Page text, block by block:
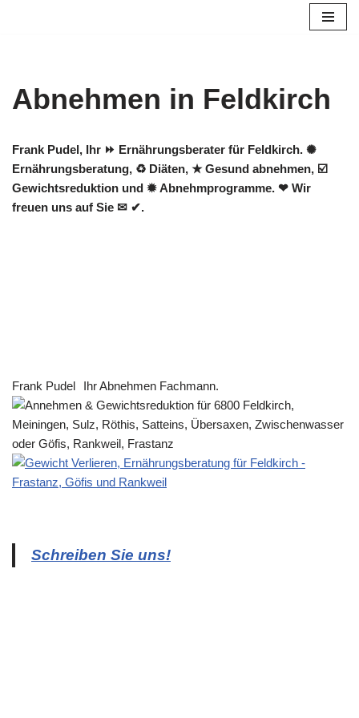
Abnehmen in Feldkirch
Frank Pudel, Ihr ⏩ Ernährungsberater für Feldkirch. ✺
Ernährungsberatung, ♻ Diäten, ★ Gesund abnehmen, ☑️
Gewichtsreduktion und ✹ Abnehmprogramme. ❤ Wir
freuen uns auf Sie ✉ ✔.
Frank Pudel Ihr Abnehmen Fachmann.
Schreiben Sie uns!